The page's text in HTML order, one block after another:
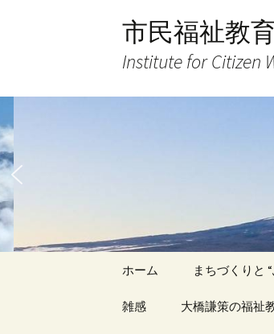
ス
キ
ッ
市民福祉教
Institute for Citizen
ホーム まちづくりと
雑感 大橋謙策の福祉